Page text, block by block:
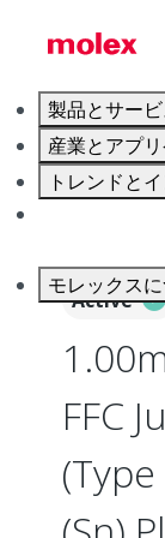
製品とサー
産業とアプ
トレンドと
モレックス
Active
FFC